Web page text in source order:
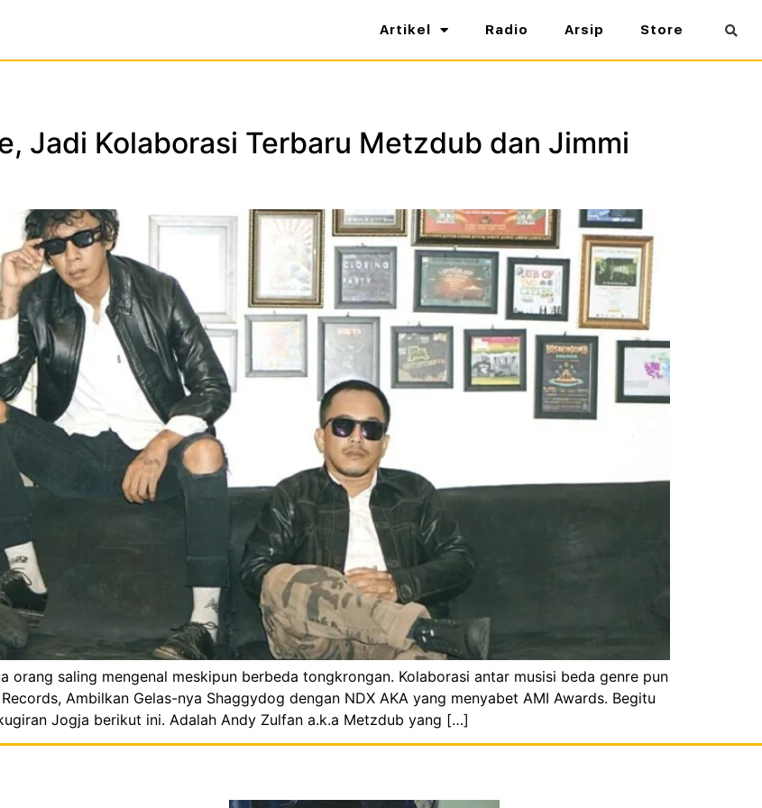
Artikel Radio Arsip Store
Jadi Kolaborasi Terbaru Metzdub dan Jimmi
orang saling mengenal meskipun berbeda tongkrongan. Kolaborasi antar musisi beda genre pun
Ambilkan Gelas-nya Shaggydog dengan NDX AKA yang menyabet AMI Awards. Begitu
Jogja berikut ini. Adalah Andy Zulfan a.k.a Metzdub yang […]